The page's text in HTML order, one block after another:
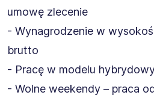
umowę zlecenie
- Wynagrodzenie w
brutto
- Pracę w modelu
- Wolne weekendy – praca